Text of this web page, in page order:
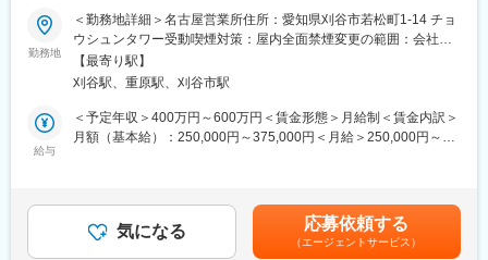
の活用
※「水処理薬剤を売る」ことがゴールではなく、顧客の操業課題・
改善目標に向き合う営業スタイルです
※業界未経験の方でも、入社後の体系的な教育およびOJTを通じて
業務を習得していただけます！
■就業環境
■企業魅力
ナルコウォータージャパン株式会社（NWJ）は、水処理・プロセ
◎ 教育・OJTで専門知識を身につけられる
◎ 安定したエコラボグループ基盤×立ち上げ期
■業務内容
石油精製・石油化学プラントを中心とした顧客に対し、水処理お
よび各種プロセスに関わる薬剤・ソリューションの技術営業（ソ
リューション営業）を担当していただきます。
操業、生産性・品質改善といった本質的な課題の解決に貢献する
ことです。
ナルコブランドとして長年築いてきた技術力・顧客基盤を引き継
勤務地
＜勤務地詳細＞名古屋営業所住所：愛知県刈谷市若松町1-14 チョ
ウシュンタワー受動喫煙対策：屋内全面禁煙変更の範囲：会社の
定める事業所
【最寄り駅】
刈谷駅、重原駅、刈谷市駅
給与
＜予定年収＞400万円～600万円＜賃金形態＞月給制＜賃金内訳＞
月額（基本給）：250,000円～375,000円＜月給＞250,000円～
の金額であり、選考を通じて上下する可能性があります。月給(月
額)は固定手当を含めた表記です。
気になる 応募依頼する
（エージェントサービス）